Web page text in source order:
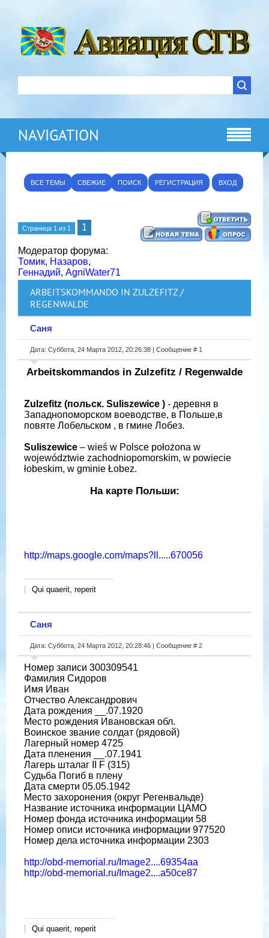
NAVIGATION
ВСЕ ТЕМЫ СВЕЖИЕ ПОИСК РЕГИСТРАЦИЯ ВХОД
Страница 1 из 1 1
Модератор форума:
Томик, Назаров,
Геннадий, AgniWater71
ARBEITSKOMMANDO IN ZULZEFITZ /
REGENWALDE
Саня
Дата: Суббота, 24 Марта 2012, 20:26:38 | Сообщение # 1
Arbeitskommandos in Zulzefitz / Regenwalde
Zulzefitz (польск. Suliszewice ) - деревня в
Западнопоморском воеводстве, в Польше,в
повяте Лобельском , в гмине Лобез.
Suliszewice – wieś w Polsce położona w
województwie zachodniopomorskim, w powiecie
łobeskim, w gminie Łobez.
На карте Польши:
http://maps.google.com/maps?ll.....670056
Qui quaerit, reperit
Саня
Дата: Суббота, 24 Марта 2012, 20:28:46 | Сообщение # 2
Номер записи 300309541
Фамилия Сидоров
Имя Иван
Отчество Александрович
Дата рождения __.07.1920
Место рождения Ивановская обл.
Воинское звание солдат (рядовой)
Лагерный номер 4725
Дата пленения __.07.1941
Лагерь шталаг II F (315)
Судьба Погиб в плену
Дата смерти 05.05.1942
Место захоронения (округ Регенвальде)
Название источника информации ЦАМО
Номер фонда источника информации 58
Номер описи источника информации 977520
Номер дела источника информации 2303
http://obd-memorial.ru/Image2....69354aa
http://obd-memorial.ru/Image2....a50ce87
Qui quaerit, reperit